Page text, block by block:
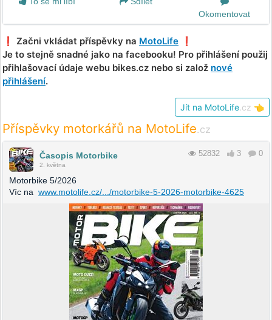
Okomentovat
❗️ Začni vkládat příspěvky na MotoLife ❗️
Je to stejně snadné jako na facebooku! Pro přihlášení použij
přihlašovací údaje webu bikes.cz nebo si založ nové
přihlášení.
Jít na MotoLife .cz 👈
Příspěvky motorkářů na MotoLife.cz
Časopis Motorbike
2. května
52832 3 0
Motorbike 5/2026
Víc na www.motolife.cz/.../motorbike-5-2026-motorbike-4625